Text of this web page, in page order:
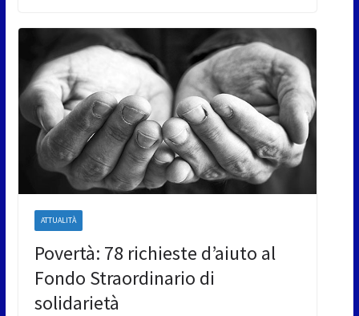
ATTUALITÀ
Povertà: 78 richieste d’aiuto al
Fondo Straordinario di
solidarietà